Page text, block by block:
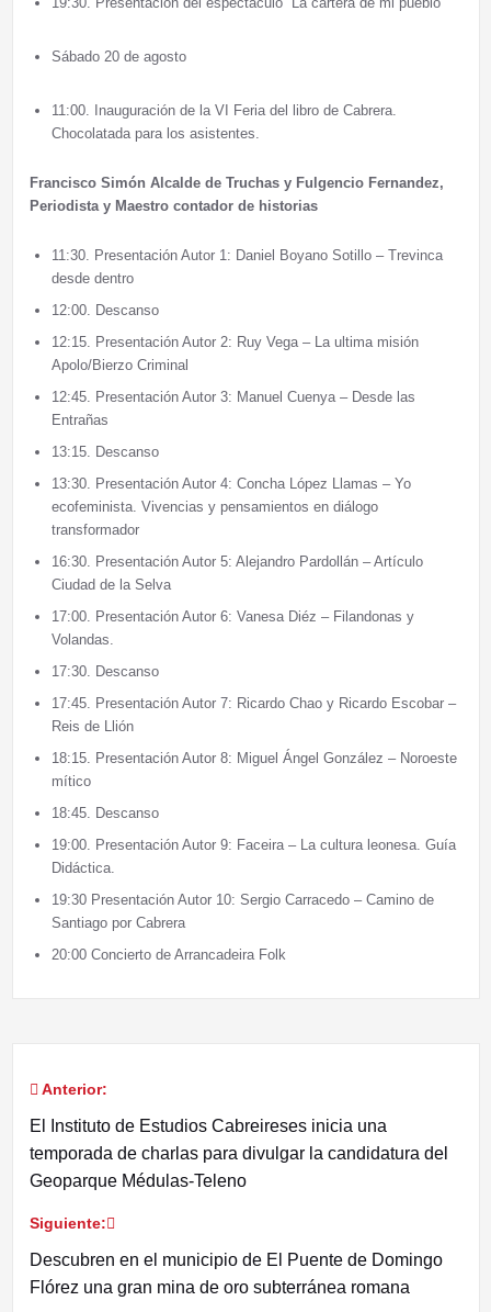
Sábado 20 de agosto
11:00. Inauguración de la VI Feria del libro de Cabrera.
Chocolatada para los asistentes.
Francisco Simón Alcalde de Truchas y Fulgencio Fernandez,
Periodista y Maestro contador de historias
11:30. Presentación Autor 1: Daniel Boyano Sotillo – Trevinca
desde dentro
12:00. Descanso
12:15. Presentación Autor 2: Ruy Vega – La ultima misión
Apolo/Bierzo Criminal
12:45. Presentación Autor 3: Manuel Cuenya – Desde las
Entrañas
13:15. Descanso
13:30. Presentación Autor 4: Concha López Llamas – Yo
ecofeminista. Vivencias y pensamientos en diálogo
transformador
16:30. Presentación Autor 5: Alejandro Pardollán – Artículo
Ciudad de la Selva
17:00. Presentación Autor 6: Vanesa Diéz – Filandonas y
Volandas.
17:30. Descanso
17:45. Presentación Autor 7: Ricardo Chao y Ricardo Escobar –
Reis de Llión
18:15. Presentación Autor 8: Miguel Ángel González – Noroeste
mítico
18:45. Descanso
19:00. Presentación Autor 9: Faceira – La cultura leonesa. Guía
Didáctica.
19:30 Presentación Autor 10: Sergio Carracedo – Camino de
Santiago por Cabrera
20:00 Concierto de Arrancadeira Folk
Navegación
de
entradas
Anterior:
El Instituto de Estudios Cabreireses inicia una
temporada de charlas para divulgar la candidatura del
Geoparque Médulas-Teleno
Siguiente:
Descubren en el municipio de El Puente de Domingo
Flórez una gran mina de oro subterránea romana